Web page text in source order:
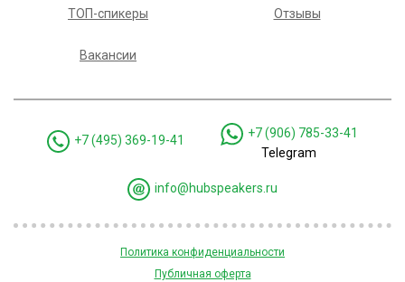
ТОП-спикеры Отзывы
Вакансии
+7 (495) 369-19-41
+7 (906) 785-33-41
Telegram
info@hubspeakers.ru
Политика конфиденциальности
Публичная оферта